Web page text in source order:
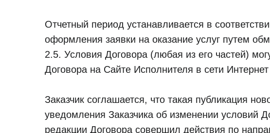
Отчетный период устанавливается в
оформления заявки на оказание услуг путем
2.5. Условия Договора (любая из его частей)
Договора на Сайте Исполнителя в сети
Заказчик соглашается, что такая публикация
уведомления Заказчика об изменении условий
редакции Договора совершил действия по
СТАТЬИ
НОВОСТИ
МЕДИАКИТ
КОНСАЛТИНГ
Портал о цифровизации
недвижимости